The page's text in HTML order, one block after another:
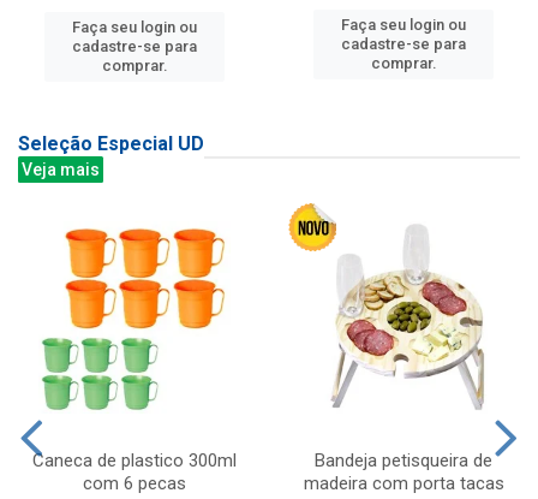
Faça seu login ou
cadastre-se para
comprar.
Faça seu login ou
cadastre-se para
comprar.
Seleção Especial UD
Veja mais
Caneca de plastico 300ml
com 6 pecas
Bandeja petisqueira de
madeira com porta tacas